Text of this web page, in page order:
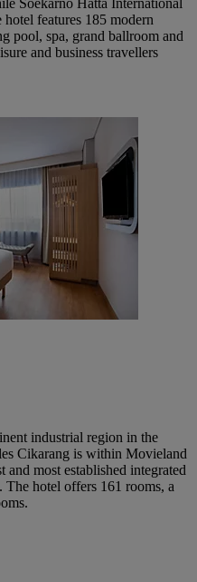
Soekarno Hatta International
features 185 modern
pool, spa, grand ballroom and
and business travellers
industrial region in the
Cikarang is within Movieland
and most established integrated
The hotel offers 161 rooms, a